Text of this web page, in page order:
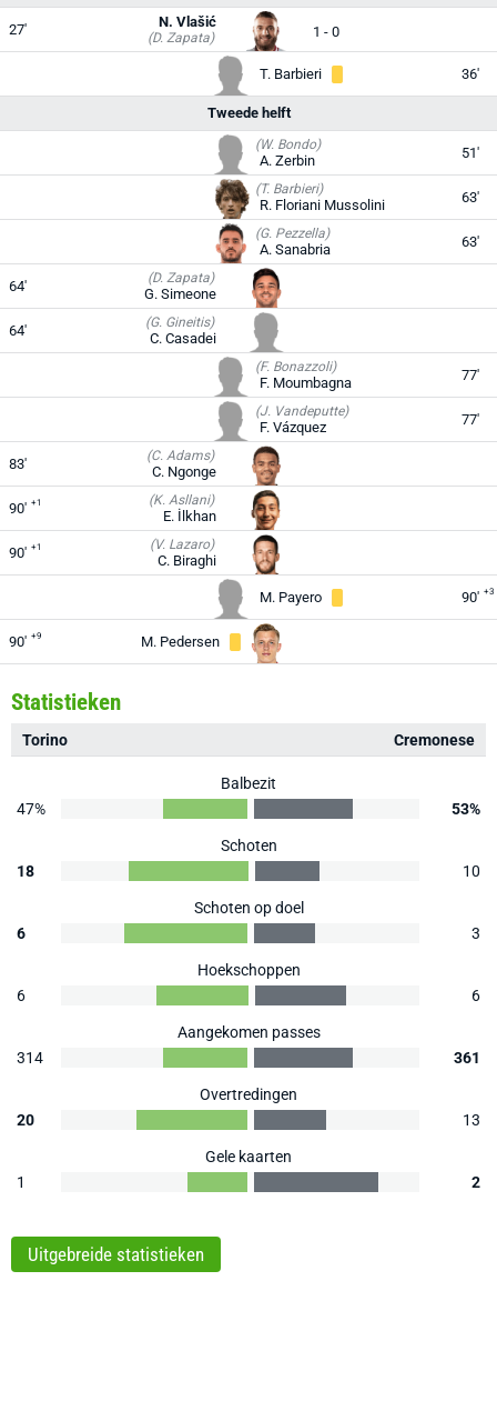
27' (D. Zapata)
N. Vlašić
1 - 0
T. Barbieri 36'
Tweede helft
(W. Bondo)
A. Zerbin 51'
(T. Barbieri)
R. Floriani Mussolini 63'
(G. Pezzella)
A. Sanabria 63'
64' (D. Zapata)
G. Simeone
64' (G. Gineitis)
C. Casadei
(F. Bonazzoli)
F. Moumbagna 77'
(J. Vandeputte)
F. Vázquez 77'
83' (C. Adams)
C. Ngonge
90' +1 (K. Asllani)
E. İlkhan
90' +1 (V. Lazaro)
C. Biraghi
M. Payero 90' +3
90' +9 M. Pedersen
Statistieken
Torino Cremonese
Balbezit
47%
53%
Schoten
18
10
Schoten op doel
6
3
Hoekschoppen
6
6
Aangekomen passes
314
361
Overtredingen
20
13
Gele kaarten
1
2
Uitgebreide statistieken